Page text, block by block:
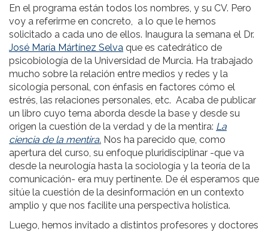
En el programa están todos los nombres, y su CV. Pero
voy a referirme en concreto, a lo que le hemos
solicitado a cada uno de ellos. Inaugura la semana el Dr.
José María Mártínez Selva que es catedrático de
psicobiología de la Universidad de Murcia. Ha trabajado
mucho sobre la relación entre medios y redes y la
sicología personal, con énfasis en factores cómo el
estrés, las relaciones personales, etc. Acaba de publicar
un libro cuyo tema aborda desde la base y desde su
origen la cuestión de la verdad y de la mentira: La
ciencia de la mentira. Nos ha parecido que, como
apertura del curso, su enfoque pluridisciplinar -que va
desde la neurología hasta la sociología y la teoría de la
comunicación- era muy pertinente. De él esperamos que
sitúe la cuestión de la desinformación en un contexto
amplio y que nos facilite una perspectiva holística.
Luego, hemos invitado a distintos profesores y doctores